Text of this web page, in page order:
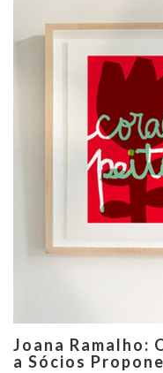
Joana Ramalho:
a Sócios